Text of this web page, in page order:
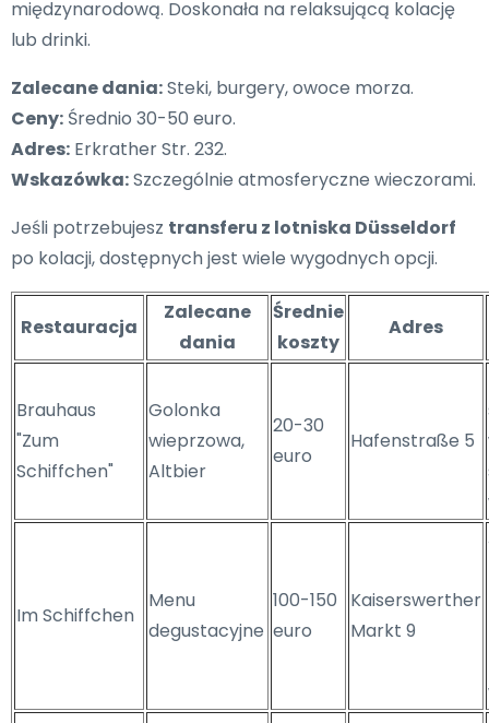
międzynarodową. Doskonała na relaksującą kolację
lub drinki.
Zalecane dania:Steki, burgery, owoce morza.
Ceny: Średnio 30-50 euro.
Adres: Erkrather Str. 232.
Wskazówka:Szczególnie atmosferyczne wieczorami.
Jeśli potrzebujesz transferu z lotniska Düsseldorf
po kolacji, dostępnych jest wiele wygodnych opcji.
Restauracja
Zalecane
dania
Średnie
koszty
Adres
Brauhaus
"Zum
Schiffchen"
Golonka
wieprzowa,
Altbier
20-30
euro
Hafenstraße 5
Im Schiffchen
Menu
degustacyjne
100-150
euro
Kaiserswerther
Markt 9